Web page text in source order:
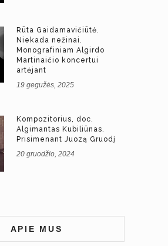
Rūta Gaidamavičiūtė.
Niekada nežinai.
Monografiniam Algirdo
Martinaičio koncertui
artėjant
19 gegužės, 2025
Kompozitorius, doc.
Algimantas Kubiliūnas.
Prisimenant Juozą Gruodį
20 gruodžio, 2024
APIE MUS